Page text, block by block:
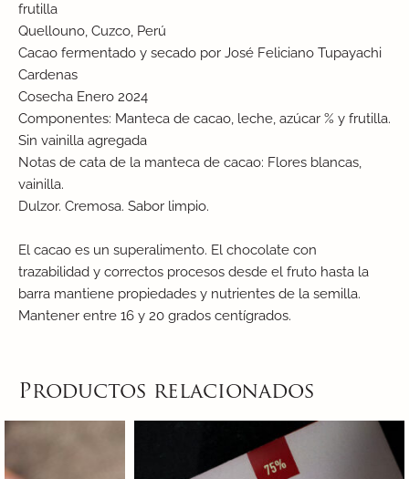
frutilla
Quellouno, Cuzco, Perú
Cacao fermentado y secado por José Feliciano Tupayachi
Cardenas
Cosecha Enero 2024
Componentes: Manteca de cacao, leche, azúcar % y frutilla.
Sin vainilla agregada
Notas de cata de la manteca de cacao: Flores blancas,
vainilla.
Dulzor. Cremosa. Sabor limpio.
El cacao es un superalimento. El chocolate con
trazabilidad y correctos procesos desde el fruto hasta la
barra mantiene propiedades y nutrientes de la semilla.
Mantener entre 16 y 20 grados centígrados.
Productos relacionados